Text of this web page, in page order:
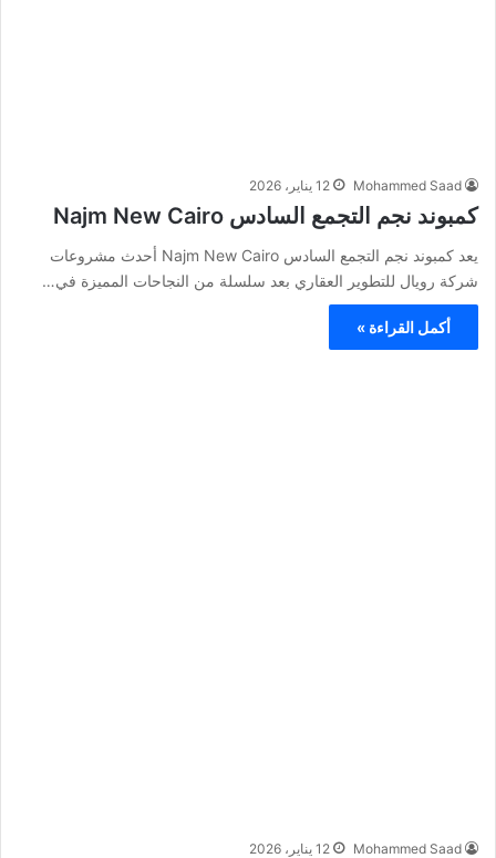
Mohammed Saad 12 يناير، 2026
كمبوند نجم التجمع السادس Najm New Cairo
يعد كمبوند نجم التجمع السادس Najm New Cairo أحدث مشروعات
شركة رويال للتطوير العقاري بعد سلسلة من النجاحات المميزة في…
أكمل القراءة »
Mohammed Saad 12 يناير، 2026